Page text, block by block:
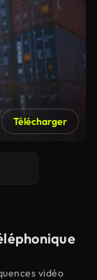
Télécharger
vidéo